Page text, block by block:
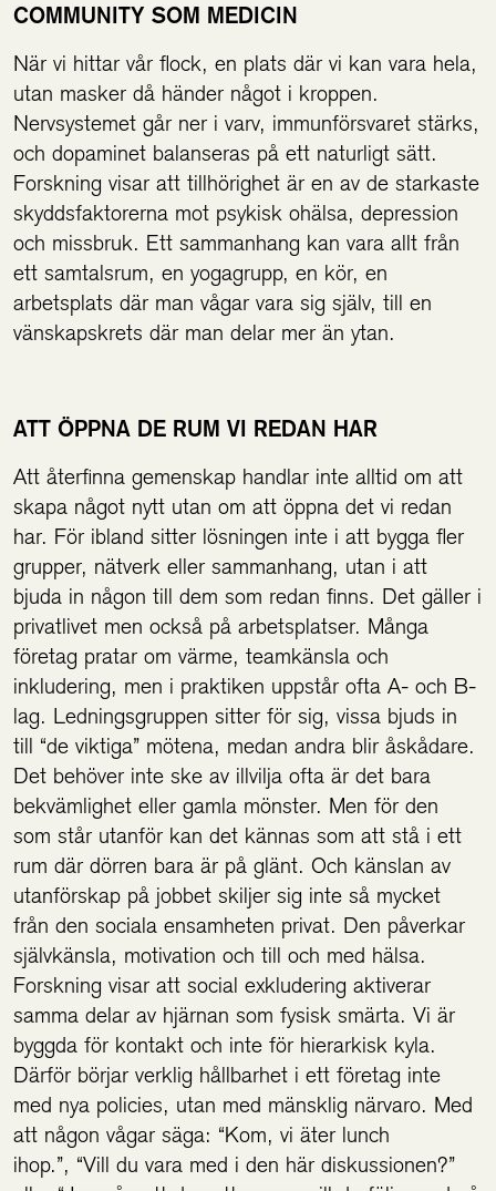
COMMUNITY SOM MEDICIN
När vi hittar vår flock, en plats där vi kan vara hela,
utan masker då händer något i kroppen.
Nervsystemet går ner i varv, immunförsvaret stärks,
och dopaminet balanseras på ett naturligt sätt.
Forskning visar att tillhörighet är en av de starkaste
skyddsfaktorerna mot psykisk ohälsa, depression
och missbruk. Ett sammanhang kan vara allt från
ett samtalsrum, en yogagrupp, en kör, en
arbetsplats där man vågar vara sig själv, till en
vänskapskrets där man delar mer än ytan.
ATT ÖPPNA DE RUM VI REDAN HAR
Att återfinna gemenskap handlar inte alltid om att
skapa något nytt utan om att öppna det vi redan
har. För ibland sitter lösningen inte i att bygga fler
grupper, nätverk eller sammanhang, utan i att
bjuda in någon till dem som redan finns. Det gäller i
privatlivet men också på arbetsplatser. Många
företag pratar om värme, teamkänsla och
inkludering, men i praktiken uppstår ofta A- och B-
lag. Ledningsgruppen sitter för sig, vissa bjuds in
till “de viktiga” mötena, medan andra blir åskådare.
Det behöver inte ske av illvilja ofta är det bara
bekvämlighet eller gamla mönster. Men för den
som står utanför kan det kännas som att stå i ett
rum där dörren bara är på glänt. Och känslan av
utanförskap på jobbet skiljer sig inte så mycket
från den sociala ensamheten privat. Den påverkar
självkänsla, motivation och till och med hälsa.
Forskning visar att social exkludering aktiverar
samma delar av hjärnan som fysisk smärta. Vi är
byggda för kontakt och inte för hierarkisk kyla.
Därför börjar verklig hållbarhet i ett företag inte
med nya policies, utan med mänsklig närvaro. Med
att någon vågar säga: “Kom, vi äter lunch
ihop.”, “Vill du vara med i den här diskussionen?”